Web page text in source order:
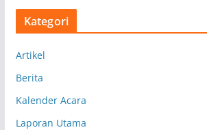
s
Kategori
Artikel
Berita
Kalender Acara
Laporan Utama